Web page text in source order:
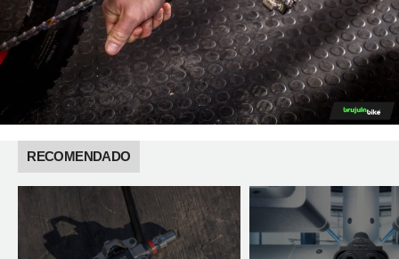
RECOMENDADO